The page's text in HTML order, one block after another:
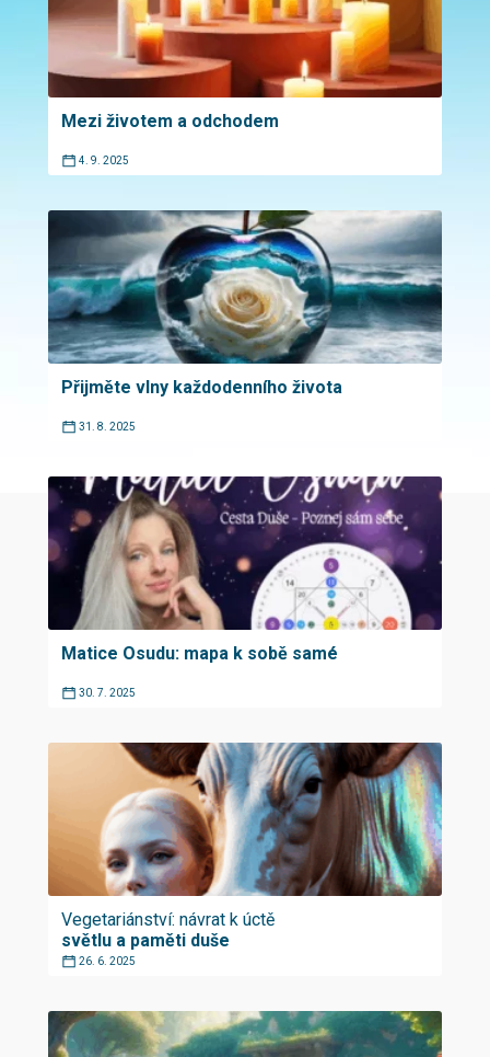
Mezi životem a odchodem
4. 9. 2025
Přijměte vlny každodenního života
31. 8. 2025
Matice Osudu: mapa k sobě samé
30. 7. 2025
Vegetariánství: návrat k úctě
světlu a paměti duše
26. 6. 2025